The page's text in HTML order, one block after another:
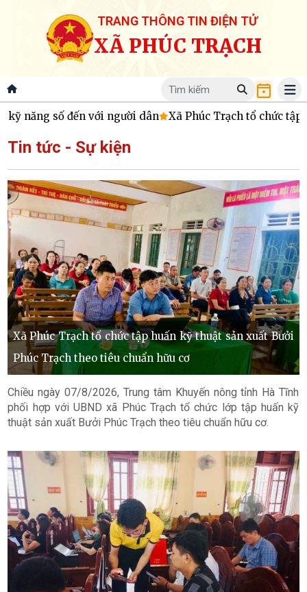
TRANG THÔNG TIN ĐIỆN TỬ
XÃ PHÚC TRẠCH
số đến với người dân Xã Phúc Trạch tổ chức tập huấn
Tin tức - Sự kiện
Xã Phúc Trạch tổ chức tập huấn kỹ thuật sản xuất Bưởi
Phúc Trạch theo tiêu chuẩn hữu cơ
Chiều ngày 07/8/2026, Trung tâm Khuyến nông tỉnh Hà Tĩnh
phối hợp với UBND xã Phúc Trạch tổ chức lớp tập huấn kỹ
thuật sản xuất Bưởi Phúc Trạch theo tiêu chuẩn hữu cơ.